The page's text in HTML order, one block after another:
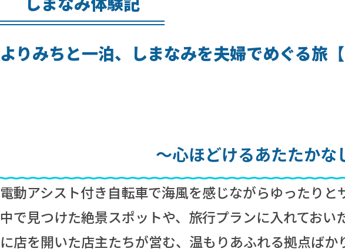
よりみちと一泊、しまなみを夫婦でめぐる旅【
～心ほどけるあたたかな
電動アシスト付き自転車で海風を感じながらゆったり
中で見つけた絶景スポットや、旅行プランに入れてお
に店を開いた店主たちが営む、温もりあふれる拠点ば